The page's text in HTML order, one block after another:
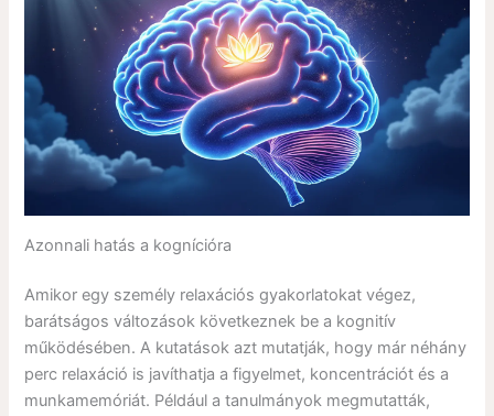
Azonnali hatás a kognícióra
Amikor egy személy relaxációs gyakorlatokat végez,
barátságos változások következnek be a kognitív
működésében. A kutatások azt mutatják, hogy már néhány
perc relaxáció is javíthatja a figyelmet, koncentrációt és a
munkamemóriát. Például a tanulmányok megmutatták,